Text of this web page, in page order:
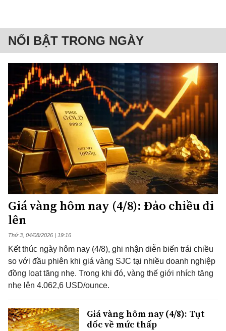
NỔI BẬT TRONG NGÀY
Giá vàng hôm nay (4/8): Đảo chiều đi
lên
Thứ 3, 04/08/2026 | 19:16
Kết thúc ngày hôm nay (4/8), ghi nhận diễn biến trái chiều
so với đầu phiên khi giá vàng SJC tại nhiều doanh nghiệp
đồng loạt tăng nhẹ. Trong khi đó, vàng thế giới nhích tăng
nhẹ lên 4.062,6 USD/ounce.
Giá vàng hôm nay (4/8): Tụt
dốc về mức thấp